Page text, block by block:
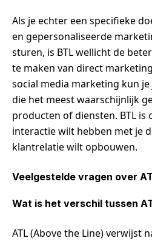
Als je echter een specifieke
en gepersonaliseerde
sturen, is BTL wellicht de
te maken van direct
social media marketing kun
die het meest waarschijnlijk
producten of diensten. BTL is
interactie wilt hebben met je
klantrelatie wilt opbouwen.
Veelgestelde vragen over
Wat is het verschil tussen
ATL (Above the Line) verwijst